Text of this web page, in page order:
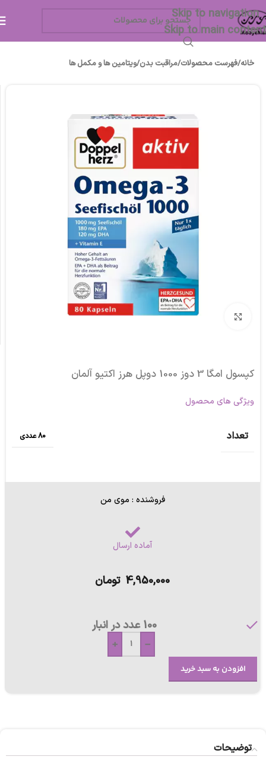
Skip to navigation
Skip to main content
خانه/فهرست محصولات/مراقبت بدن/ویتامین ها و مکمل ها
برای بزرگنمایی کلیک کنید
کپسول امگا 3 دوز 1000 دوپل هرز اکتیو آلمان
ویژگی های محصول
تعداد 80 عددی
فروشنده : موی من
آماده ارسال
4,950,000 تومان
100 عدد در انبار
-
+
افزودن به سبد خرید
توضیحات